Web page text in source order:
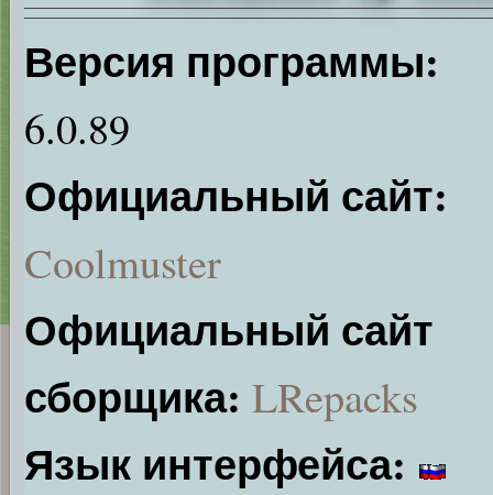
Версия программы:
6.0.89
Официальный сайт:
Coolmuster
Официальный сайт
сборщика: LRepacks
Язык интерфейса: